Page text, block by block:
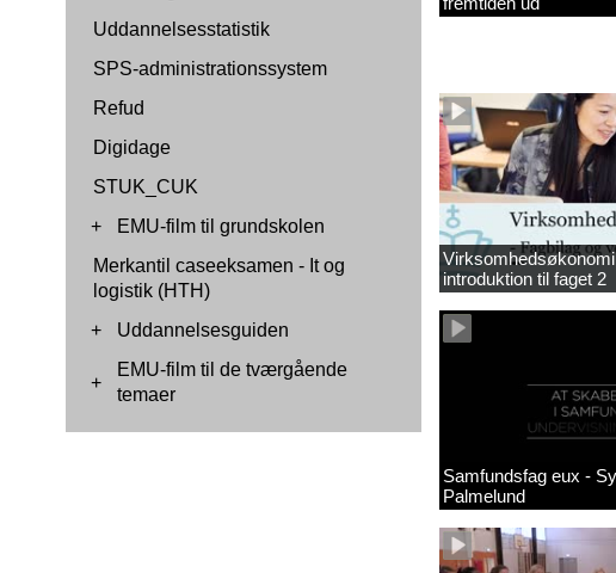
Uddannelsesstatistik
SPS-administrationssystem
Refud
Digidage
STUK_CUK
+
EMU-film til grundskolen
Merkantil caseeksamen - It og
logistik (HTH)
+
Uddannelsesguiden
+
EMU-film til de tværgående
temaer
introduktion til faget 2
Samfundsfag eux -
Palmelund